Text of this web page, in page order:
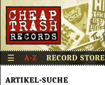
☰ A-Z RECORD STORE
ARTIKEL-SUCHE